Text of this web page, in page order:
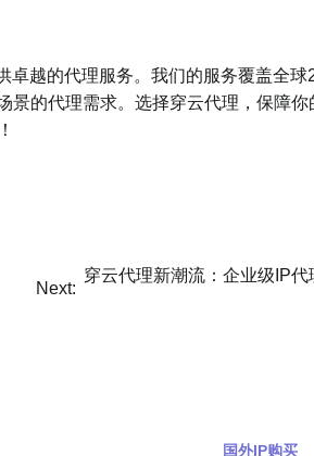
越的代理服务。我们的服务覆盖全球
的代理需求。选择穿云代理，保障
Next:
穿云代理新潮流：企业级IP
国外IP购买